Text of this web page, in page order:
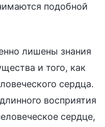
подобной
лишены знания
и того, как
сердца.
восприятия
сердце,